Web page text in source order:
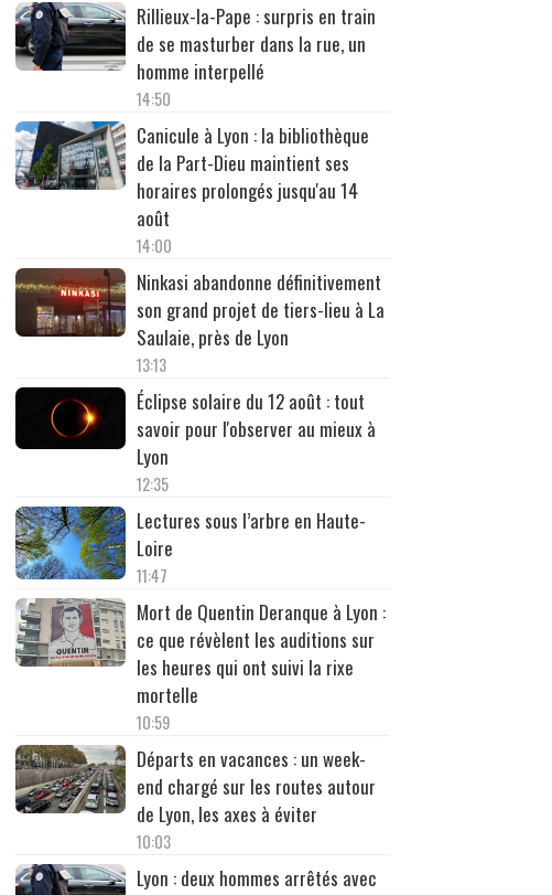
Rillieux-la-Pape : surpris en train
de se masturber dans la rue, un
homme interpellé
14:50
Canicule à Lyon : la bibliothèque
de la Part-Dieu maintient ses
horaires prolongés jusqu'au 14
août
14:00
Ninkasi abandonne définitivement
son grand projet de tiers-lieu à La
Saulaie, près de Lyon
13:13
Éclipse solaire du 12 août : tout
savoir pour l'observer au mieux à
Lyon
12:35
Lectures sous l’arbre en Haute-
Loire
11:47
Mort de Quentin Deranque à Lyon :
ce que révèlent les auditions sur
les heures qui ont suivi la rixe
mortelle
10:59
Départs en vacances : un week-
end chargé sur les routes autour
de Lyon, les axes à éviter
10:03
Lyon : deux hommes arrêtés avec